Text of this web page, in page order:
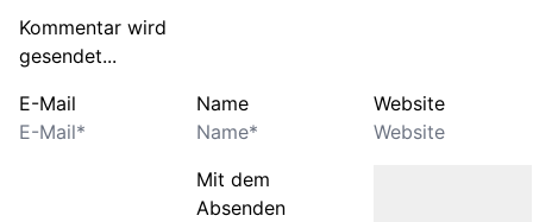
Kommentar wird
gesendet...
E-Mail Name Website
Mit dem
Absenden